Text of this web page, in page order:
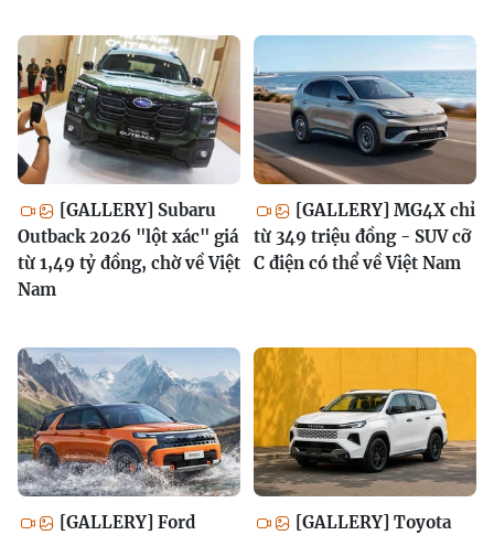
[GALLERY] Subaru
Outback 2026 "lột xác" giá
từ 1,49 tỷ đồng, chờ về Việt
Nam
[GALLERY] MG4X chỉ
từ 349 triệu đồng - SUV cỡ
C điện có thể về Việt Nam
[GALLERY] Ford [GALLERY] Toyota